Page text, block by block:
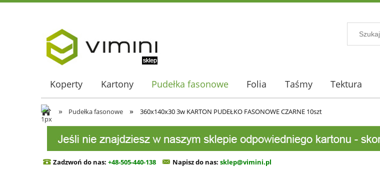
Koperty Kartony Pudełka fasonowe Folia Taśmy Tektura
» Pudełka fasonowe » 360x140x30 3w KARTON PUDEŁKO FASONOWE CZARNE 10szt
Zadzwoń do nas: +48-505-440-138 Napisz do nas: sklep@vimini.pl